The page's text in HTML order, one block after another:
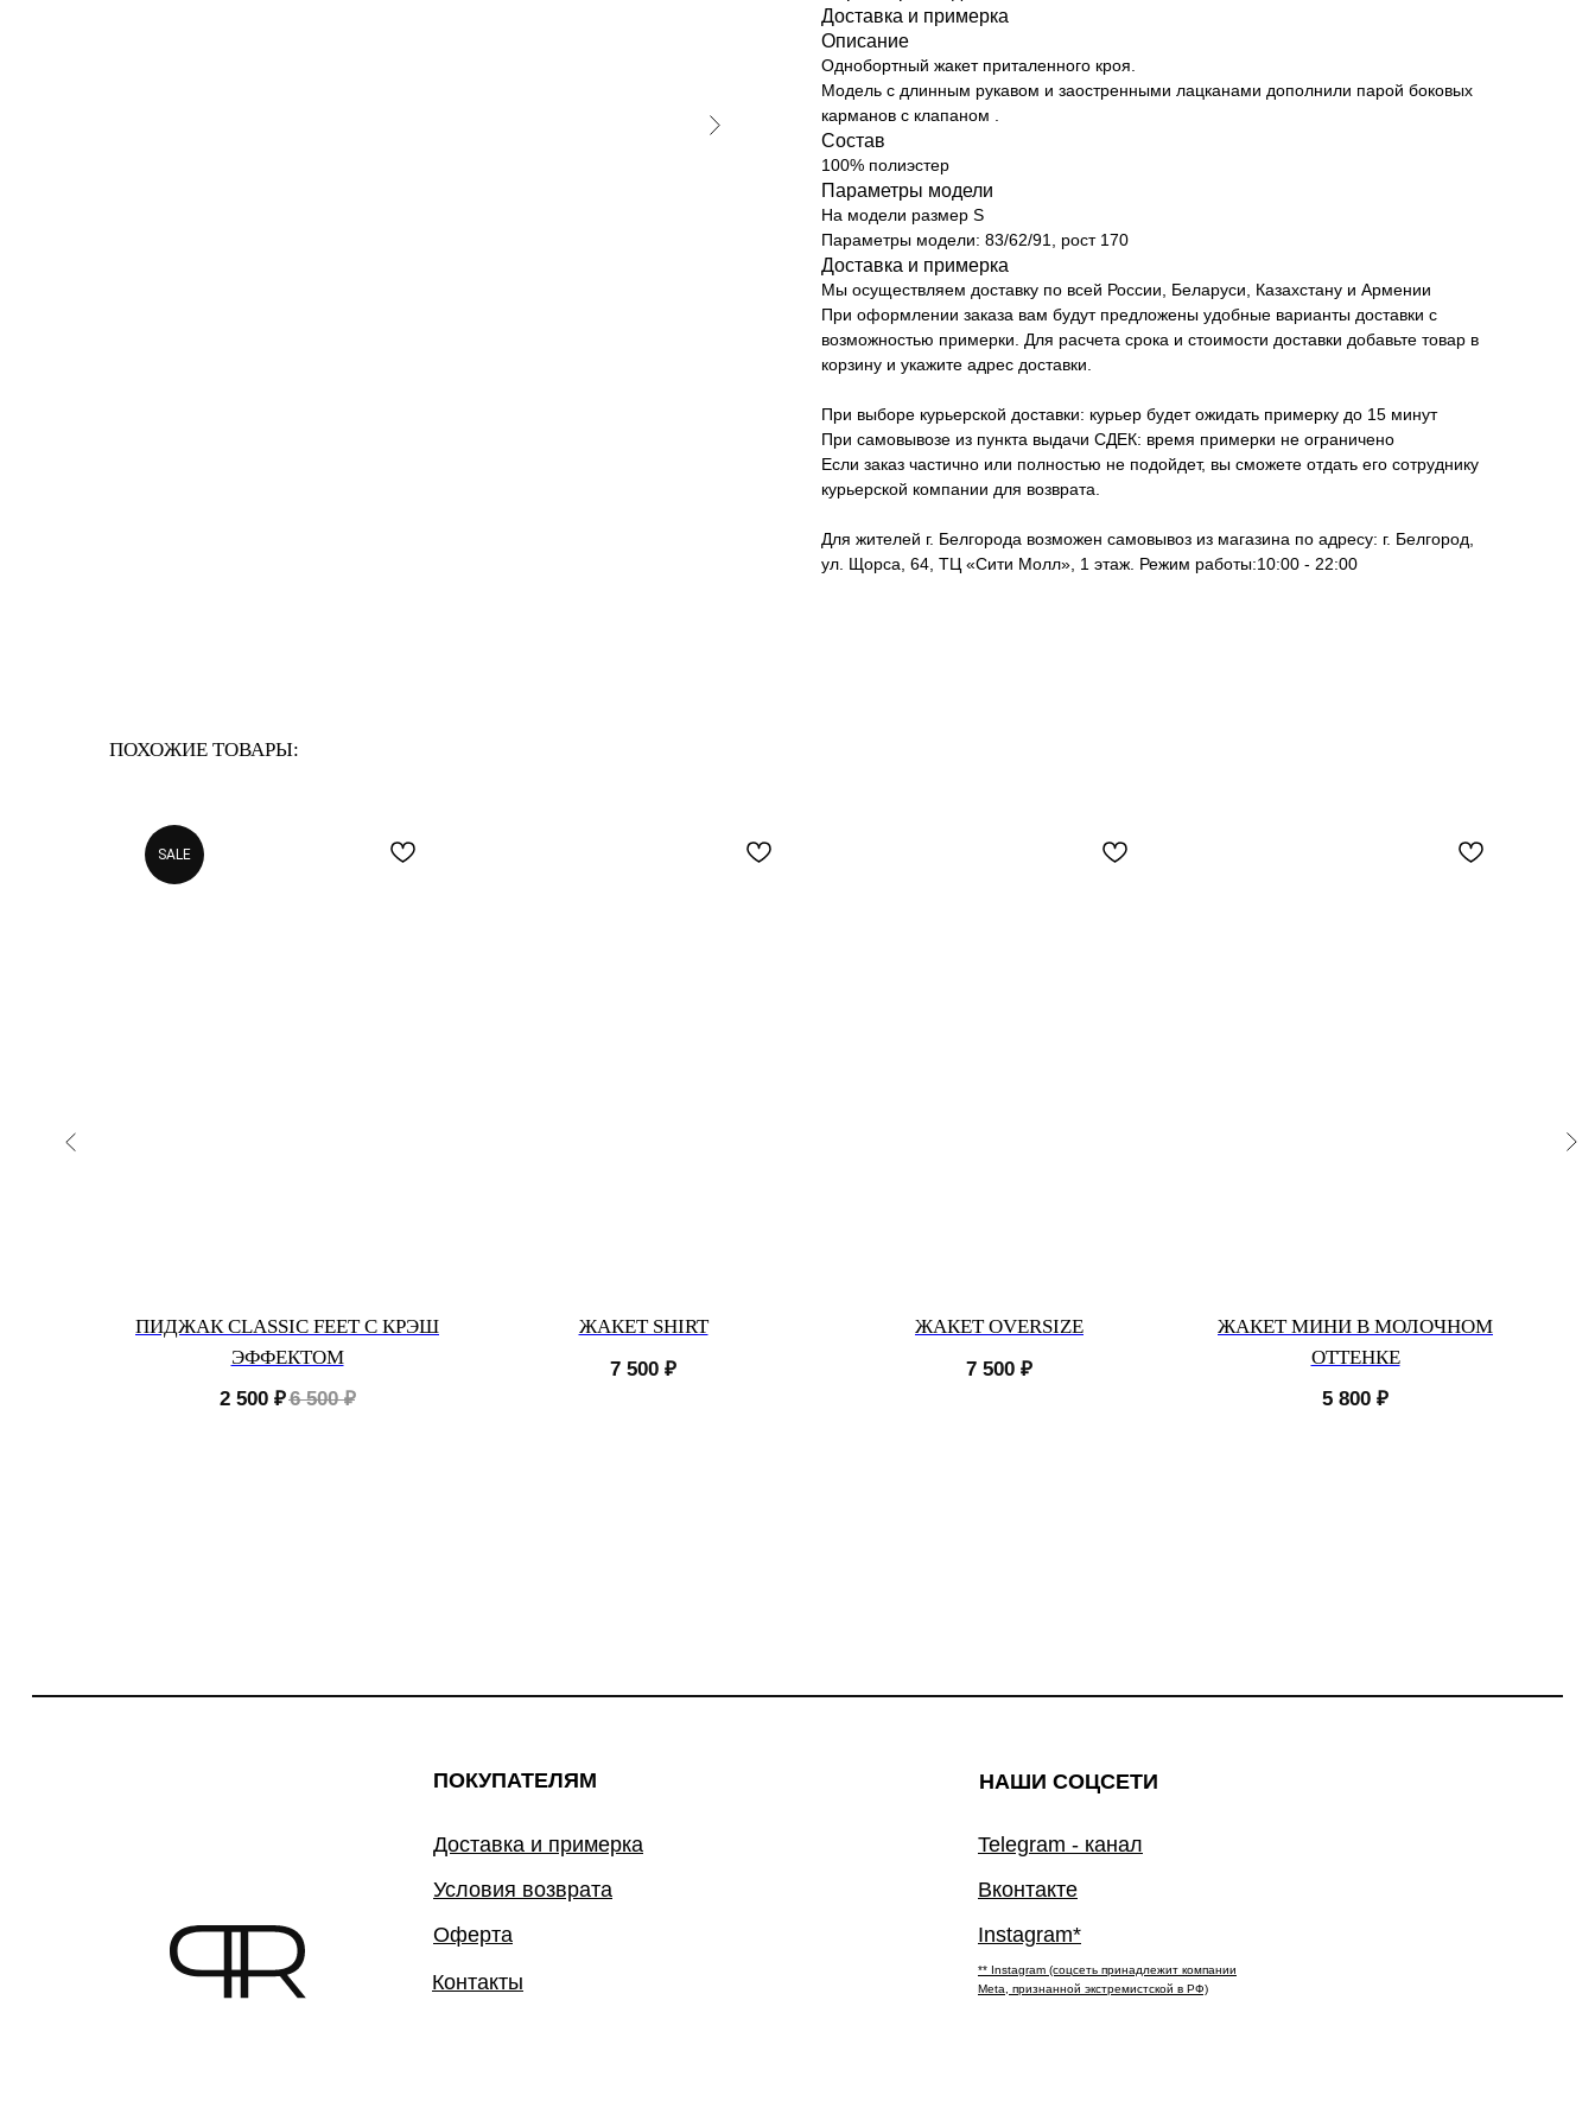
Доставка и примерка
Описание
Однобортный жакет приталенного кроя.
Модель с длинным рукавом и заостренными лацканами дополнили парой боковых
карманов с клапаном .
Состав
100% полиэстер
Параметры модели
На модели размер S
Параметры модели: 83/62/91, рост 170
Доставка и примерка
Мы осуществляем доставку по всей России, Беларуси, Казахстану и Армении
При оформлении заказа вам будут предложены удобные варианты доставки с
возможностью примерки. Для расчета срока и стоимости доставки добавьте товар в
корзину и укажите адрес доставки.
При выборе курьерской доставки: курьер будет ожидать примерку до 15 минут
При самовывозе из пункта выдачи СДЕК: время примерки не ограничено
Если заказ частично или полностью не подойдет, вы сможете отдать его сотруднику
курьерской компании для возврата.
Для жителей г. Белгорода возможен самовывоз из магазина по адресу: г. Белгород,
ул. Щорса, 64, ТЦ «Сити Молл», 1 этаж. Режим работы:10:00 - 22:00
ПОХОЖИЕ ТОВАРЫ:
SALE
ПИДЖАК CLASSIC FEET С КРЭШ
ЭФФЕКТОМ
2 500 ₽6 500 ₽
ЖАКЕТ SHIRT
7 500 ₽
ЖАКЕТ OVERSIZE
7 500 ₽
ЖАКЕТ МИНИ В МОЛОЧНОМ
ОТТЕНКЕ
5 800 ₽
ПОКУПАТЕЛЯМ НАШИ СОЦСЕТИ
Telegram - канал
Вконтакте
Instagram*
** Instagram (соцсеть принадлежит компании
Meta, признанной экстремистской в РФ)
Доставка и примерка
Условия возврата
Оферта
Контакты